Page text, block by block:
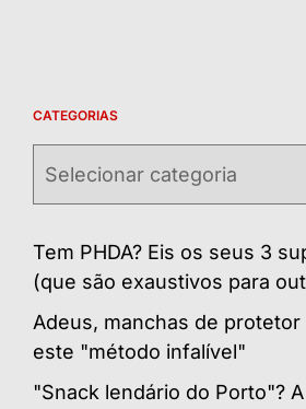
CATEGORIAS
Tem PHDA? Eis os seus 3
(que são exaustivos para
Adeus, manchas de protetor
este "método infalível"
"Snack lendário do Porto"?